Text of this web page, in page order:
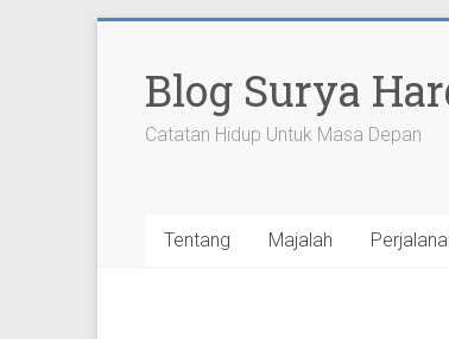
contentBlog Surya
Catatan Hidup Untuk Masa Depan
Tentang Majalah